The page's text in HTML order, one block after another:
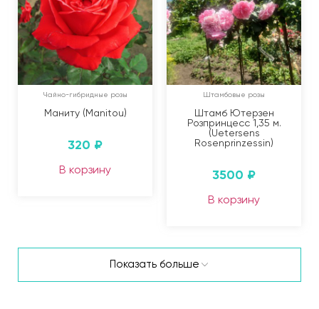
Чайно-гибридные розы
Маниту (Manitou)
320 ₽
В корзину
Штамбовые розы
Штамб Ютерзен
Розпринцесс 1,35 м.
(Uetersens
Rosenprinzessin)
3500 ₽
В корзину
Показать больше